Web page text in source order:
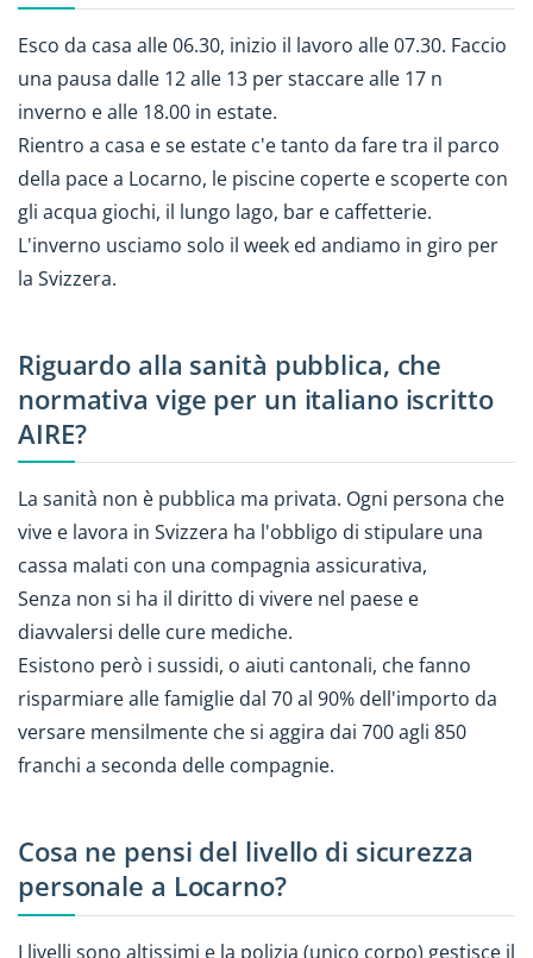
Esco da casa alle 06.30, inizio il lavoro alle 07.30. Faccio
una pausa dalle 12 alle 13 per staccare alle 17 n
inverno e alle 18.00 in estate.
Rientro a casa e se estate c'e tanto da fare tra il parco
della pace a Locarno, le piscine coperte e scoperte con
gli acqua giochi, il lungo lago, bar e caffetterie.
L'inverno usciamo solo il week ed andiamo in giro per
la Svizzera.
Riguardo alla sanità pubblica, che
normativa vige per un italiano iscritto
AIRE?
La sanità non è pubblica ma privata. Ogni persona che
vive e lavora in Svizzera ha l'obbligo di stipulare una
cassa malati con una compagnia assicurativa,
Senza non si ha il diritto di vivere nel paese e
diavvalersi delle cure mediche.
Esistono però i sussidi, o aiuti cantonali, che fanno
risparmiare alle famiglie dal 70 al 90% dell'importo da
versare mensilmente che si aggira dai 700 agli 850
franchi a seconda delle compagnie.
Cosa ne pensi del livello di sicurezza
personale a Locarno?
I livelli sono altissimi e la polizia (unico corpo) gestisce il